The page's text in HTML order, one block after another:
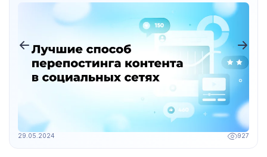
29.05.2024 927